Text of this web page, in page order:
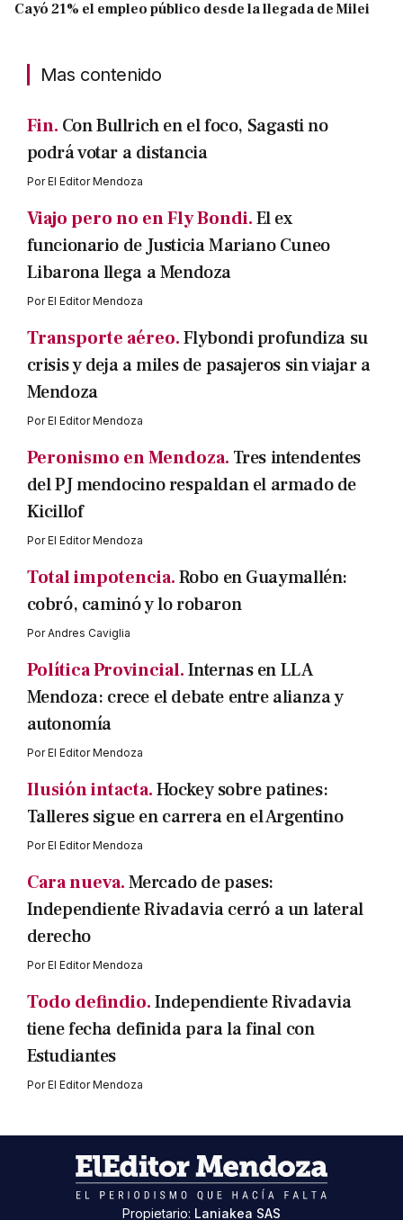
Cayó 21% el empleo público desde la llegada de Milei
Mas contenido
Fin. Con Bullrich en el foco, Sagasti no
podrá votar a distancia
PorEl Editor Mendoza
Viajo pero no en Fly Bondi.El ex
funcionario de Justicia Mariano Cuneo
Libarona llega a Mendoza
PorEl Editor Mendoza
Transporte aéreo.Flybondi profundiza su
crisis y deja a miles de pasajeros sin viajar a
Mendoza
PorEl Editor Mendoza
Peronismo en Mendoza. Tres intendentes
del PJ mendocino respaldan el armado de
Kicillof
PorEl Editor Mendoza
Total impotencia.Robo en Guaymallén:
cobró, caminó y lo robaron
PorAndres Caviglia
Política Provincial.Internas en LLA
Mendoza: crece el debate entre alianza y
autonomía
PorEl Editor Mendoza
Ilusión intacta.Hockey sobre patines:
Talleres sigue en carrera en el Argentino
PorEl Editor Mendoza
Cara nueva.Mercado de pases:
Independiente Rivadavia cerró a un lateral
derecho
PorEl Editor Mendoza
Todo defindio.Independiente Rivadavia
tiene fecha definida para la final con
Estudiantes
PorEl Editor Mendoza
Propietario: Laniakea SAS